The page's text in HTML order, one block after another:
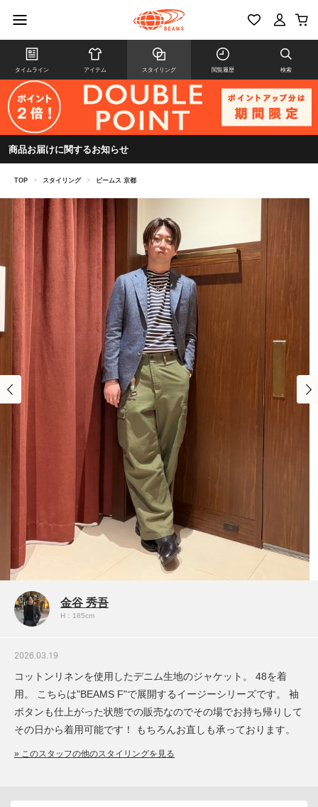
タイムライン アイテム スタイリング 閲覧履歴 検索
商品お届けに関するお知らせ
TOP > スタイリング > ビームス 京都
金谷 秀吾
H：185cm
2026.03.19
コットンリネンを使用したデニム生地のジャケット。 48を着
用。 こちらは"BEAMS F"で展開するイージーシリーズです。 袖
ボタンも仕上がった状態での販売なのでその場でお持ち帰りして
その日から着用可能です！ もちろんお直しも承っております。
» このスタッフの他のスタイリングを見る